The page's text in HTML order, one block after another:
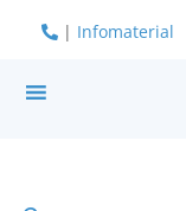
| Infomaterial